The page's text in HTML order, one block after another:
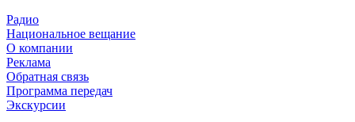
Радио
Национальное вещание
О компании
Реклама
Обратная связь
Программа передач
Экскурсии